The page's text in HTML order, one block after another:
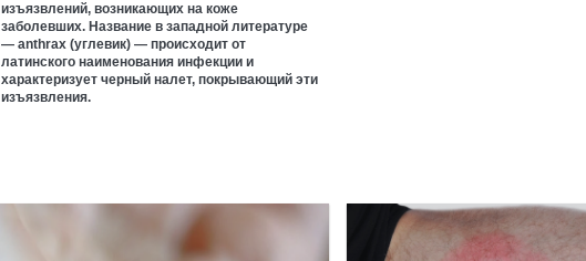
изъязвлений, возникающих на коже
заболевших. Название в западной литературе
— anthrax (углевик) — происходит от
латинского наименования инфекции и
характеризует черный налет, покрывающий эти
изъязвления.